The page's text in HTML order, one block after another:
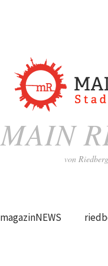
MAIN
von
magazinNEWS